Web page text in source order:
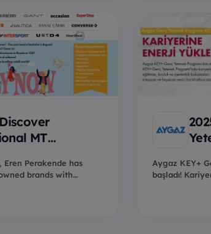
MT
Eren Perakende has
brands with
Aygaz KEY+
başladı!